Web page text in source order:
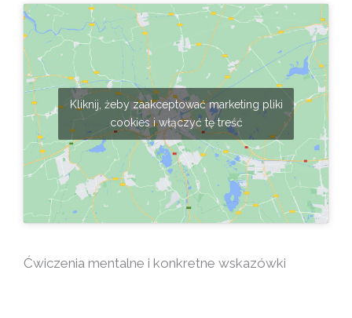
Kliknij, żeby zaakceptować marketing pliki
cookies i włączyć tę treść
Ćwiczenia mentalne i konkretne wskazówki